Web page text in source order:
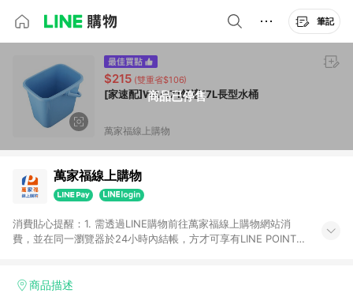
筆記
商品已停售
$215 (雙重省$106)
[家速配]WA-171舒適17L長型水桶
萬家福線上購物
萬家福線上購物
消費貼心提醒：1. 需透過LINE購物前往萬家福線上購物網站消
費，並在同一瀏覽器於24小時內結帳，方才可享有LINE POINTS
4. 不具回饋資格種類商品：電子禮券。 5. 回饋點數計算將排除訂
商品描述